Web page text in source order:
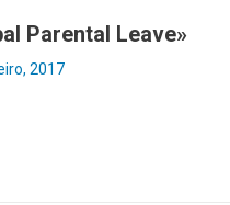
Parental Leave»
2017